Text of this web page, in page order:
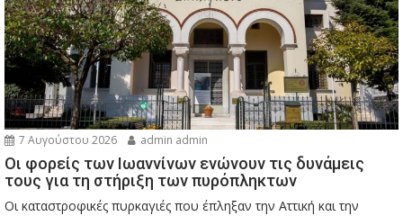
7 Αυγούστου 2026 admin admin
Οι φορείς των Ιωαννίνων ενώνουν τις δυνάμεις
τους για τη στήριξη των πυρόπληκτων
Οι καταστροφικές πυρκαγιές που έπληξαν την Αττική και την